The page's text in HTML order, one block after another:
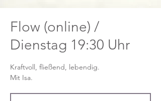
Flow (online) /
Dienstag 19:30 Uhr
Kraftvoll, fließend, lebendig.
Mit Isa.